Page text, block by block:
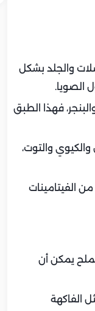
والجلد بشكل
الصويا.
فهذا الطبق
والتوت،
الفيتامينات
يمكن أن
الفاكهة